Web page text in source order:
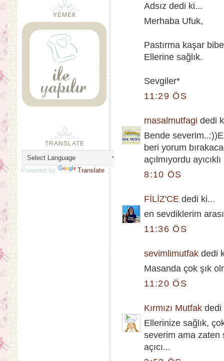
Adsız dedi ki...
Merhaba Ufuk,
Pastırma kaşar
Ellerine sağlık.
Sevgiler*
11:29 ÖS
masalmutfagi dedi
Bende
beri yorum
açılmıyordu
8:10 ÖS
FİLİZ'CE dedi ki...
en sevdiklerim
11:36 ÖS
sevimlimutfak dedi
Masanda çok şık
11:20 ÖS
Kırmızı Mutfak dedi
Ellerinize sağlık,
severim ama zaten
açıcı...
YEMEK
TRANSLATE
Powered by Translate